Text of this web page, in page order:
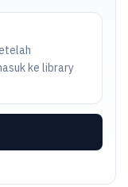
ke library